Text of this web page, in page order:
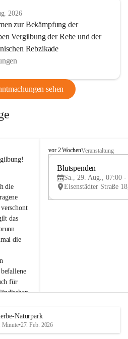
2026
zur Bekämpfung der
Vergilbung der Rebe und der
Rebzikade
sehen
die
das
die
für
oder
Bitte
Winzer
B
e
u
e
d
vor 2 WochenVeranstaltung
Blutspenden
Sa., 29. Aug., 07:00 -
Naturpark
Minute•27. Feb. 2026